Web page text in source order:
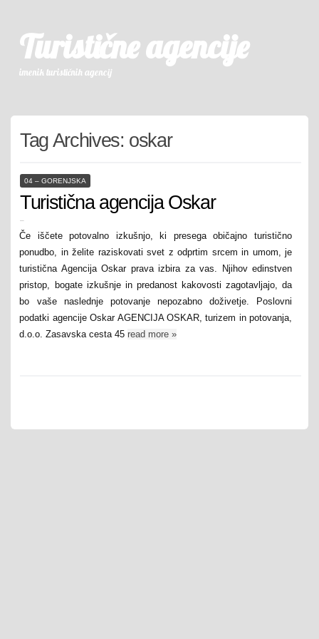
Turistične agencije
imenik turističnih agencij
Tag Archives: oskar
04 – GORENJSKA
Turistična agencija Oskar
–
Če iščete potovalno izkušnjo, ki presega običajno turistično
ponudbo, in želite raziskovati svet z odprtim srcem in umom, je
turistična Agencija Oskar prava izbira za vas. Njihov edinstven
pristop, bogate izkušnje in predanost kakovosti zagotavljajo, da
bo vaše naslednje potovanje nepozabno doživetje. Poslovni
podatki agencije Oskar AGENCIJA OSKAR, turizem in potovanja,
d.o.o. Zasavska cesta 45 read more»